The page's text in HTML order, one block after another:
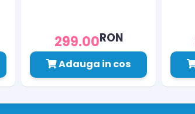
299.00RON
Adauga in cos